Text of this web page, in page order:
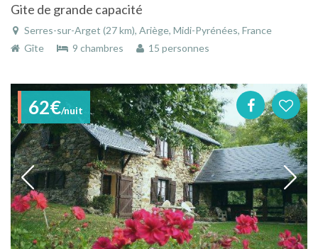
Gite de grande capacité
Serres-sur-Arget (27 km), Ariège, Midi-Pyrénées, France
Gîte
9 chambres 15 personnes
62€/nuit